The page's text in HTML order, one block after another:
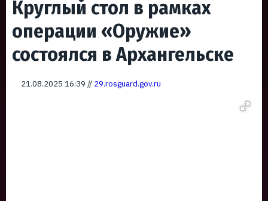
Круглый стол в рамках
операции «Оружие»
состоялся в Архангельске
21.08.2025 16:39 // 29.rosguard.gov.ru